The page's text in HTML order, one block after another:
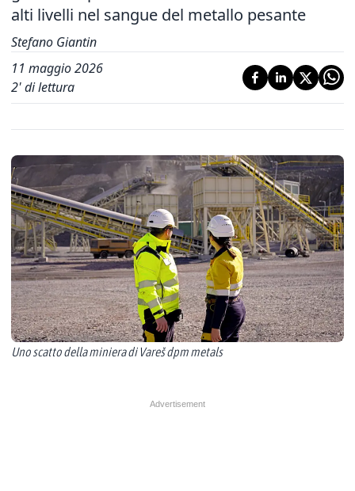
alti livelli nel sangue del metallo pesante
Stefano Giantin
11 maggio 2026
2' di lettura
Uno scatto della miniera di Vareš dpm metals